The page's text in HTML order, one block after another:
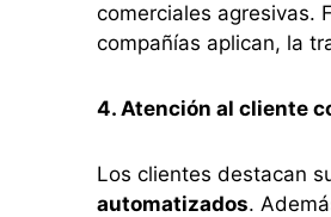
comerciales agresivas.
compañías aplican, la
4. Atención al cliente
Los clientes destacan
automatizados.